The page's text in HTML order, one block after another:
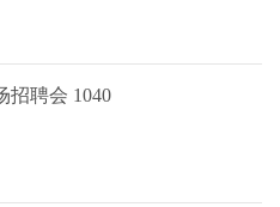
会 1040